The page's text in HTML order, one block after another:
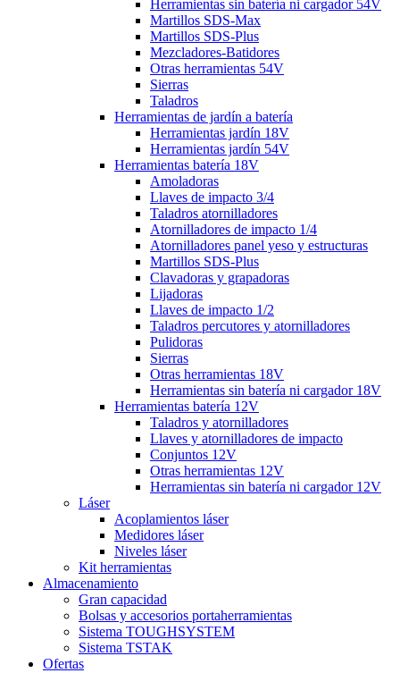
Herramientas sin batería ni cargador 54V
Martillos SDS-Max
Martillos SDS-Plus
Mezcladores-Batidores
Otras herramientas 54V
Sierras
Taladros
Herramientas de jardín a batería
Herramientas jardín 18V
Herramientas jardín 54V
Herramientas batería 18V
Amoladoras
Llaves de impacto 3/4
Taladros atornilladores
Atornilladores de impacto 1/4
Atornilladores panel yeso y estructuras
Martillos SDS-Plus
Clavadoras y grapadoras
Lijadoras
Llaves de impacto 1/2
Taladros percutores y atornilladores
Pulidoras
Sierras
Otras herramientas 18V
Herramientas sin batería ni cargador 18V
Herramientas batería 12V
Taladros y atornilladores
Llaves y atornilladores de impacto
Conjuntos 12V
Otras herramientas 12V
Herramientas sin batería ni cargador 12V
Láser
Acoplamientos láser
Medidores láser
Niveles láser
Kit herramientas
Almacenamiento
Gran capacidad
Bolsas y accesorios portaherramientas
Sistema TOUGHSYSTEM
Sistema TSTAK
Ofertas